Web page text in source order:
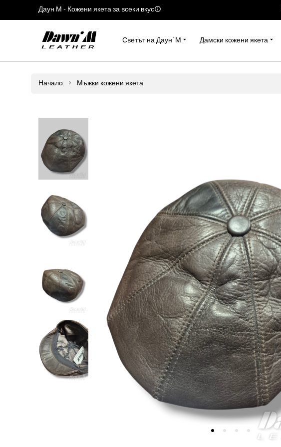
Даун М - Кожени якета за всеки вкус
Светът на Даун`М Дамски кожени якета
Начало Мъжки кожени якета